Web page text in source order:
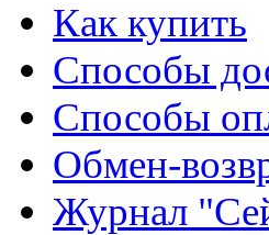
Как купить
Способы
Способы
Обмен-
Журнал